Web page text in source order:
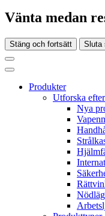
Vänta medan
Stäng och fortsätt Sluta
Produkter
Utforska
Nya